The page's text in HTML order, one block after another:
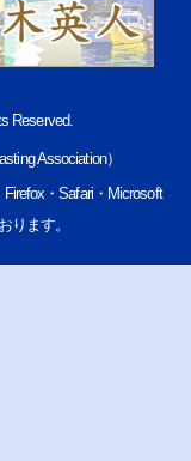
Reserved.
Association）
・Safari・Microsoft
ります。